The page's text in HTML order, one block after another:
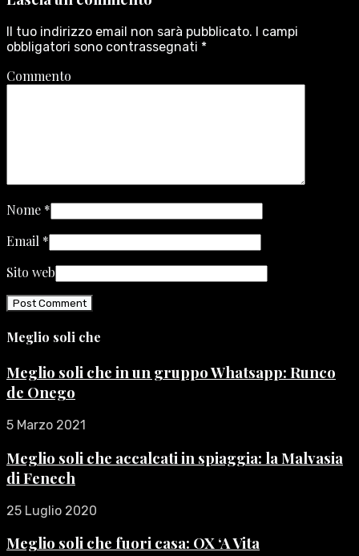
Il tuo indirizzo email non sarà pubblicato. I campi
obbligatori sono contrassegnati *
Commento
Nome *
Email *
Sito web
Meglio soli che
Meglio soli che in un gruppo Whatsapp: Runco
de Onego
5 Marzo 2021
Meglio soli che accalcati in spiaggia: la Malvasia
di Fenech
25 Luglio 2020
Meglio soli che fuori casa: OX ‘A Vita